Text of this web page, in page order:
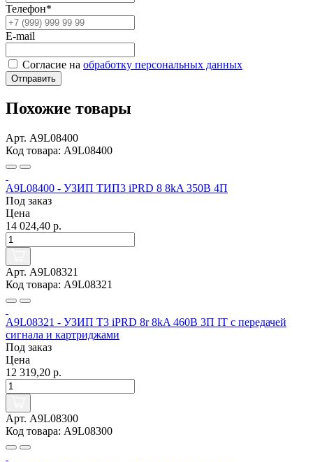
Телефон*
E-mail
Согласие на обработку персональных данных
Отправить
Похожие товары
Арт. A9L08400
Код товара: A9L08400
A9L08400 - УЗИП ТИП3 iPRD 8 8kA 350В 4П
Под заказ
Цена
14 024,40 р.
Арт. A9L08321
Код товара: A9L08321
A9L08321 - УЗИП Т3 iPRD 8r 8kA 460В 3П IT с передачей
сигнала и картриджами
Под заказ
Цена
12 319,20 р.
Арт. A9L08300
Код товара: A9L08300